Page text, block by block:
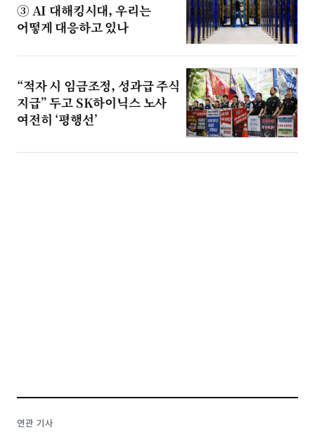
③ AI 대해킹시대, 우리는
어떻게 대응하고 있나
“적자 시 임금조정, 성과급 주식
지급” 두고 SK하이닉스 노사
여전히 ‘평행선’
연관 기사